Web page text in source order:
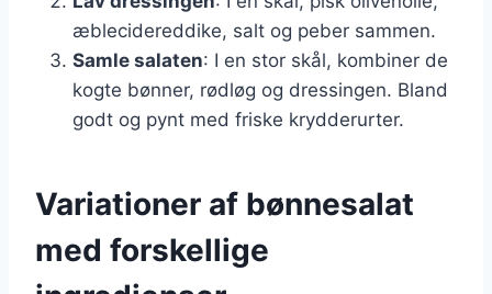
æblecidereddike, salt og peber sammen.
Samle salaten: I en stor skål, kombiner de
kogte bønner, rødløg og dressingen. Bland
godt og pynt med friske krydderurter.
Variationer af bønnesalat
med forskellige